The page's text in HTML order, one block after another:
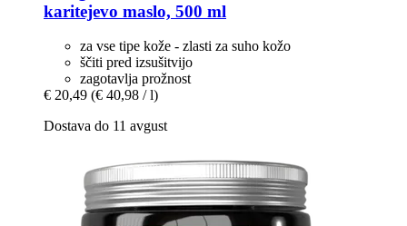
karitejevo maslo, 500 ml
za vse tipe kože - zlasti za suho kožo
ščiti pred izsušitvijo
zagotavlja prožnost
€ 20,49 (€ 40,98 / l)
Dostava do 11 avgust